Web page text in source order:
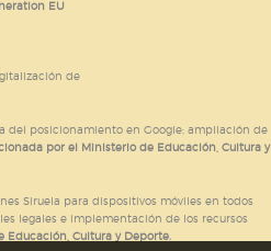
EU
de
del posicionamiento en Google; ampliación de
por el Ministerio de Educación, Cultura y
Siruela para dispositivos móviles en todos
legales e implementación de los recursos
Cultura y Deporte.